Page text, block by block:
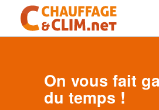
On vous fait
du temps !